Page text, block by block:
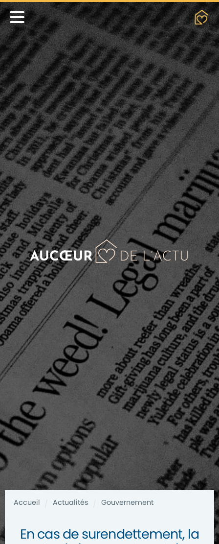
Accueil Actualités Gouvernement
En cas de surendettement, la